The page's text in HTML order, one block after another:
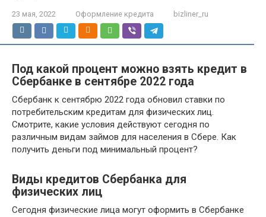
23 мая, 2022 Оформление кредита bizliner_ru
Под какой процент можно взять кредит в
Сбербанке в сентябре 2022 года
Сбербанк к сентябрю 2022 года обновил ставки по
потребительским кредитам для физических лиц.
Смотрите, какие условия действуют сегодня по
различным видам займов для населения в Сбере. Как
получить деньги под минимальный процент?
Виды кредитов Сбербанка для
физических лиц
Сегодня физические лица могут оформить в Сбербанке